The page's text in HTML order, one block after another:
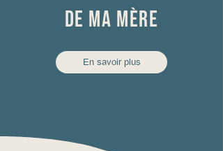
DE MA MÈRE
En savoir plus